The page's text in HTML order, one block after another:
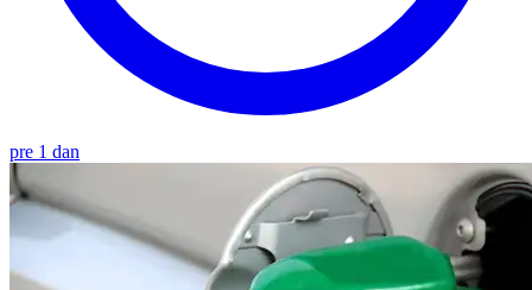
pre 1 dan